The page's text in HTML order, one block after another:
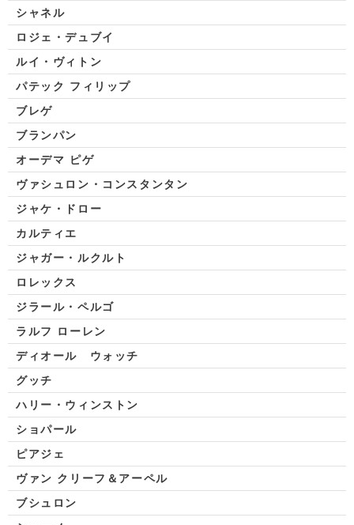
シャネル
ロジェ・デュブイ
ルイ・ヴィトン
パテック フィリップ
ブレゲ
ブランパン
オーデマ ピゲ
ヴァシュロン・コンスタンタン
ジャケ・ドロー
カルティエ
ジャガー・ルクルト
ロレックス
ジラール・ペルゴ
ラルフ ローレン
ディオール ウォッチ
グッチ
ハリー・ウィンストン
ショパール
ピアジェ
ヴァン クリーフ＆アーペル
ブシュロン